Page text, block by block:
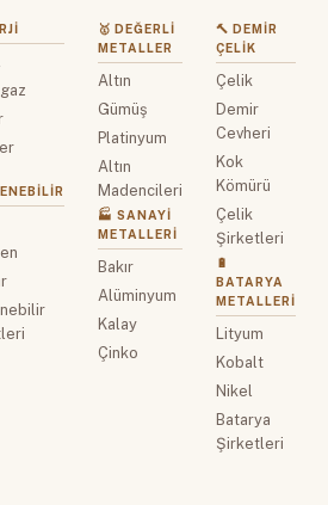
🥇 DEĞERLI
METALLER
Altın
Gümüş
Platinyum
Altın
Madencileri
🏭 SANAYI
METALLERI
Bakır
Alüminyum
Kalay
Çinko
🔨 DEMIR
ÇELIK
Çelik
Demir
Cevheri
Kok
Kömürü
Çelik
Şirketleri
🔋
BATARYA
METALLERI
Lityum
Kobalt
Nikel
Batarya
Şirketleri